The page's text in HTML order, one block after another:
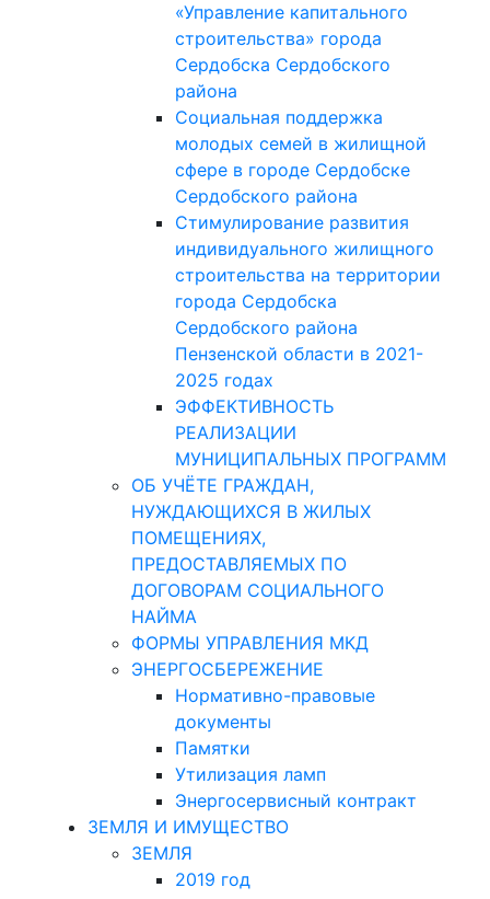
«Управление капитального
строительства» города
Сердобска Сердобского
района
Социальная поддержка
молодых семей в жилищной
сфере в городе Сердобске
Сердобского района
Стимулирование развития
индивидуального жилищного
строительства на территории
города Сердобска
Сердобского района
Пензенской области в 2021-
2025 годах
ЭФФЕКТИВНОСТЬ
РЕАЛИЗАЦИИ
МУНИЦИПАЛЬНЫХ ПРОГРАММ
ОБ УЧЁТЕ ГРАЖДАН,
НУЖДАЮЩИХСЯ В ЖИЛЫХ
ПОМЕЩЕНИЯХ,
ПРЕДОСТАВЛЯЕМЫХ ПО
ДОГОВОРАМ СОЦИАЛЬНОГО
НАЙМА
ФОРМЫ УПРАВЛЕНИЯ МКД
ЭНЕРГОСБЕРЕЖЕНИЕ
Нормативно-правовые
документы
Памятки
Утилизация ламп
Энергосервисный контракт
ЗЕМЛЯ И ИМУЩЕСТВО
ЗЕМЛЯ
2019 год